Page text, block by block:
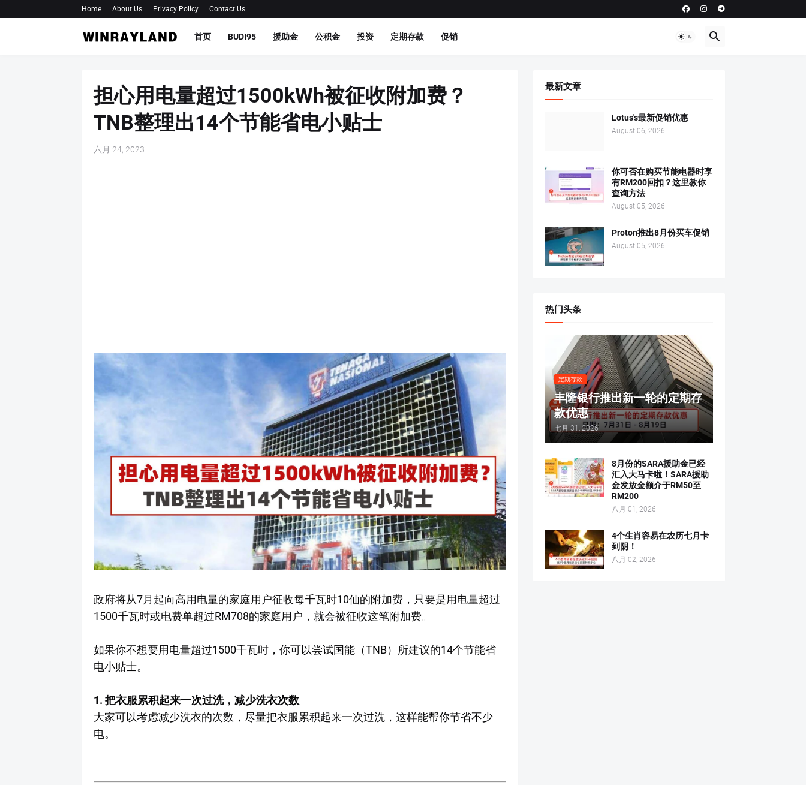
Home About Us Privacy Policy Contact Us
首页 BUDI95 援助金 公积金 投资 定期存款 促销
担心用电量超过1500kWh被征收附加费？
TNB整理出14个节能省电小贴士
六月 24, 2023
政府将从7月起向高用电量的家庭用户征收每千瓦时10仙的附加费，只要是用电量超过
1500千瓦时或电费单超过RM708的家庭用户，就会被征收这笔附加费。
如果你不想要用电量超过1500千瓦时，你可以尝试国能（TNB）所建议的14个节能省
电小贴士。
1. 把衣服累积起来一次过洗，减少洗衣次数
大家可以考虑减少洗衣的次数，尽量把衣服累积起来一次过洗，这样能帮你节省不少
电。
最新文章
Lotus's最新促销优惠
August 06, 2026
你可否在购买节能电器时享
有RM200回扣？这里教你
查询方法
August 05, 2026
Proton推出8月份买车促销
August 05, 2026
热门头条
定期存款
丰隆银行推出新一轮的定期存
款优惠
七月 31, 2026
8月份的SARA援助金已经
汇入大马卡啦！SARA援助
金发放金额介于RM50至
RM200
八月 01, 2026
4个生肖容易在农历七月卡
到阴！
八月 02, 2026